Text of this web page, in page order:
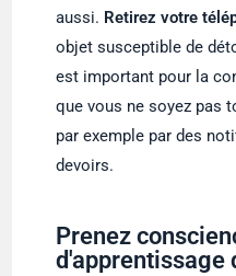
aussi. Retirez votre
objet susceptible de
est important pour la
que vous ne soyez pas
par exemple par des
devoirs.
Prenez
d'apprentissage